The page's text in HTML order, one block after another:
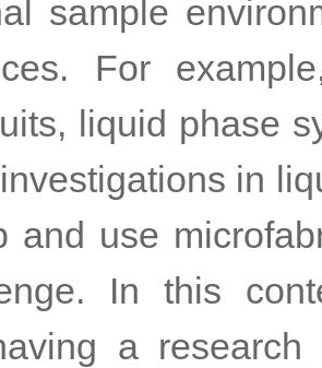
sample
For
liquid phase
in
and use
In this
a